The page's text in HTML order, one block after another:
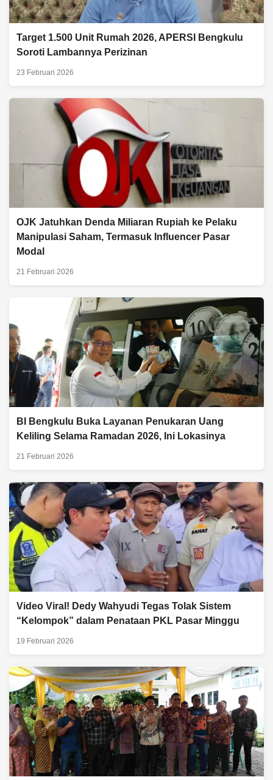
Target 1.500 Unit Rumah 2026, APERSI Bengkulu
Soroti Lambannya Perizinan
23 Februari 2026
OJK Jatuhkan Denda Miliaran Rupiah ke Pelaku
Manipulasi Saham, Termasuk Influencer Pasar
Modal
21 Februari 2026
BI Bengkulu Buka Layanan Penukaran Uang
Keliling Selama Ramadan 2026, Ini Lokasinya
21 Februari 2026
Video Viral! Dedy Wahyudi Tegas Tolak Sistem
“Kelompok” dalam Penataan PKL Pasar Minggu
19 Februari 2026